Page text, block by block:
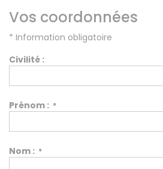
A vendre
Fonds de
Hotel / Rest /
Beauté /
Equipement
Artisanat
Vos coordonnées
* Information obligatoire
Civilité :
Prénom : *
Nom : *